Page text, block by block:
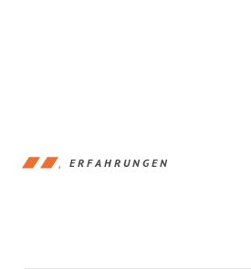
ERFAHRUNGEN